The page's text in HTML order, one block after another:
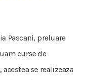
Pascani, preluare
curse de
se realizeaza